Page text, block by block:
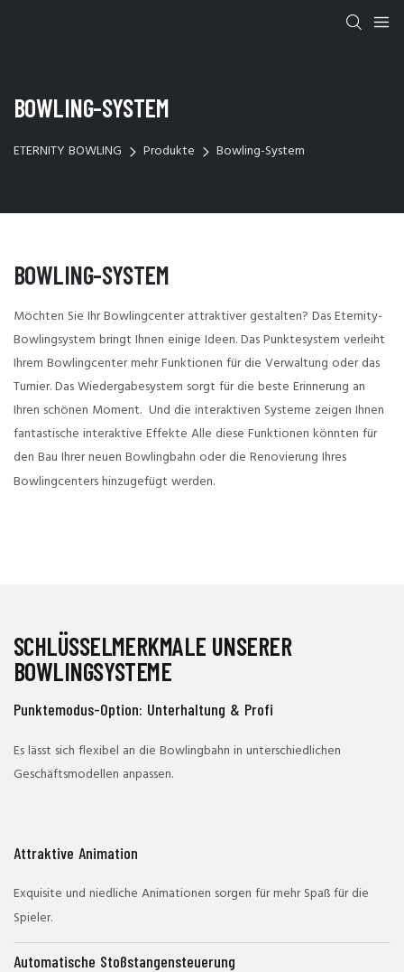
BOWLING-SYSTEM
ETERNITY BOWLING Produkte Bowling-System
BOWLING-SYSTEM
Möchten Sie Ihr Bowlingcenter attraktiver gestalten? Das Eternity-
Bowlingsystem bringt Ihnen einige Ideen. Das Punktesystem verleiht
Ihrem Bowlingcenter mehr Funktionen für die Verwaltung oder das
Turnier. Das Wiedergabesystem sorgt für die beste Erinnerung an
Ihren schönen Moment. Und die interaktiven Systeme zeigen Ihnen
fantastische interaktive Effekte Alle diese Funktionen könnten für
den Bau Ihrer neuen Bowlingbahn oder die Renovierung Ihres
Bowlingcenters hinzugefügt werden.
SCHLÜSSELMERKMALE UNSERER
BOWLINGSYSTEME
Punktemodus-Option: Unterhaltung & Profi
Es lässt sich flexibel an die Bowlingbahn in unterschiedlichen
Geschäftsmodellen anpassen.
Attraktive Animation
Exquisite und niedliche Animationen sorgen für mehr Spaß für die
Spieler.
Automatische Stoßstangensteuerung